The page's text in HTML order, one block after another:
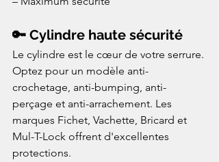
🔑 Cylindre haute sécurité
Le cylindre est le cœur de votre serrure.
Optez pour un modèle anti-
crochetage, anti-bumping, anti-
perçage et anti-arrachement. Les
marques Fichet, Vachette, Bricard et
Mul-T-Lock offrent d'excellentes
protections.